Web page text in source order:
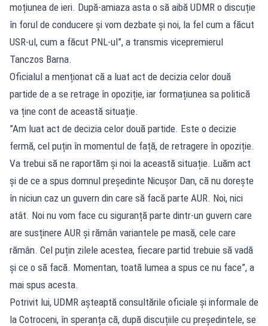
moțiunea de ieri. După-amiaza asta o să aibă UDMR o discuție
în forul de conducere și vom dezbate și noi, la fel cum a făcut
USR-ul, cum a făcut PNL-ul”, a transmis vicepremierul
Tanczos Barna.
Oficialul a menționat că a luat act de decizia celor două
partide de a se retrage în opoziție, iar formațiunea sa politică
va ține cont de această situație.
”Am luat act de decizia celor două partide. Este o decizie
fermă, cel puțin în momentul de față, de retragere în opoziție.
Va trebui să ne raportăm și noi la această situație. Luăm act
și de ce a spus domnul președinte Nicușor Dan, că nu dorește
în niciun caz un guvern din care să facă parte AUR. Noi, nici
atât. Noi nu vom face cu siguranță parte dintr-un guvern care
are susținere AUR și rămân variantele pe masă, cele care
rămân. Cel puțin zilele acestea, fiecare partid trebuie să vadă
și ce o să facă. Momentan, toată lumea a spus ce nu face”, a
mai spus acesta.
Potrivit lui, UDMR așteaptă consultările oficiale și informale de
la Cotroceni, în speranța că, după discuțiile cu președintele, se